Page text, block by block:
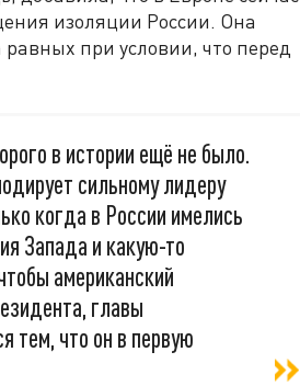
изоляции России. Она
при условии, что перед
в истории ещё не было.
сильному лидеру
когда в России имелись
Запада и какую-то
американский
главы
тем, что он в первую